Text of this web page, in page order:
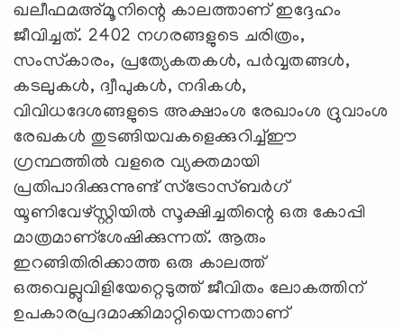
ഖലീഫമഅ്‌മൂനിന്റെ കാലത്താണ്‌ ഇദ്ദേഹം
ജീവിച്ചത്‌. 2402 നഗരങ്ങളുടെ ചരിത്രം,
സംസ്‌കാരം, പ്രത്യേകതകള്‍, പര്‍വ്വതങ്ങള്‍,
കടലുകള്‍, ദ്വീപുകള്‍, നദികള്‍,
വിവിധദേശങ്ങളുടെ അക്ഷാംശ രേഖാംശ ദ്രുവാംശ
രേഖകള്‍ തുടങ്ങിയവകളെക്കുറിച്ച്‌ഈ
ഗ്രന്ഥത്തില്‍ വളരെ വ്യക്തമായി
പ്രതിപാദിക്കുന്നുണ്ട്‌ സ്‌ട്രോസ്‌ബര്‍ഗ്‌
യൂണിവേഴ്‌സ്റ്റിയില്‍ സൂക്ഷിച്ചതിന്റെ ഒരു കോപ്പി
മാത്രമാണ്‌ശേഷിക്കുന്നത്‌. ആരും
ഇറങ്ങിതിരിക്കാത്ത ഒരു കാലത്ത്‌
ഒരുവെല്ലുവിളിയേറ്റെടുത്ത്‌ ജീവിതം ലോകത്തിന്‌
ഉപകാരപ്രദമാക്കിമാറ്റിയെന്നതാണ്‌